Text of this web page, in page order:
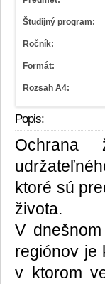
Študijný program:
Ročník:
Formát:
Rozsah A4:
Popis:
Ochrana
ktoré sú
života.
V
regiónov je
v ktorom